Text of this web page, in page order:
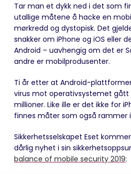
Tar man et dykk ned i det som
utallige måtene å hacke en
mørkredd og dystopisk. Det
snakker om iPhone og iOS eller
Android – uavhengig om det er
andre er mobilprodusenter.
Ti år etter at Android-
virus mot operativsystemet gått
millioner. Like ille er det ikke for
finnes måter som også rammer
Sikkerhetsselskapet Eset
dårlig nyhet i sin
balance of mobile security 2019: